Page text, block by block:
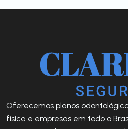
Oferecemos planos
física e empresas em todo o